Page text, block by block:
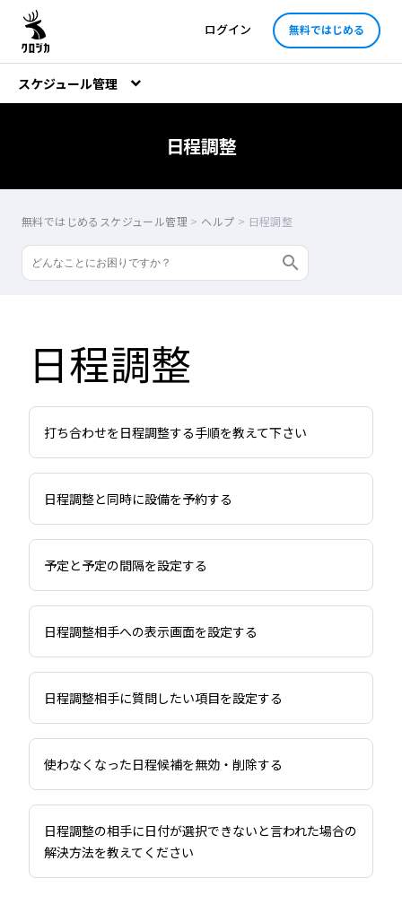
ログイン 無料ではじめる
スケジュール管理
日程調整
無料ではじめるスケジュール管理 > ヘルプ > 日程調整
日程調整
打ち合わせを日程調整する手順を教えて下さい
日程調整と同時に設備を予約する
予定と予定の間隔を設定する
日程調整相手への表示画面を設定する
日程調整相手に質問したい項目を設定する
使わなくなった日程候補を無効・削除する
日程調整の相手に日付が選択できないと言われた場合の
解決方法を教えてください